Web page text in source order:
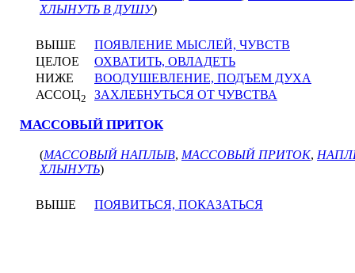
ХЛЫНУТЬ В ДУШУ)
ВЫШЕ
ПОЯВЛЕНИЕ МЫСЛЕЙ, ЧУВСТВ
ЦЕЛОЕ
ОХВАТИТЬ, ОВЛАДЕТЬ
НИЖЕ
ВООДУШЕВЛЕНИЕ, ПОДЪЕМ ДУХА
АССОЦ2 ЗАХЛЕБНУТЬСЯ ОТ ЧУВСТВА
МАССОВЫЙ ПРИТОК
(МАССОВЫЙ НАПЛЫВ, МАССОВЫЙ ПРИТОК,
ХЛЫНУТЬ)
ВЫШЕ ПОЯВИТЬСЯ, ПОКАЗАТЬСЯ